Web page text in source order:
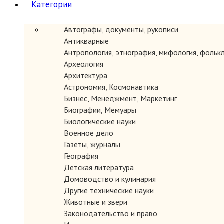
Категории
Автографы, документы, рукописи
Антикварные
Антропология, этнография, мифология,
Археология
Архитектура
Астрономия, Космонавтика
Бизнес, Менеджмент, Маркетинг
Биографии, Мемуары
Биологические науки
Военное дело
Газеты, журналы
География
Детская литература
Домоводство и кулинария
Другие технические науки
Животные и звери
Законодательство и право